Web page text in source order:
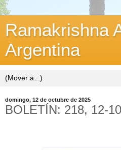
Ramakrishna
Argentina
domingo, 12 de octubre de 2025
BOLETÍN: 218, 12-